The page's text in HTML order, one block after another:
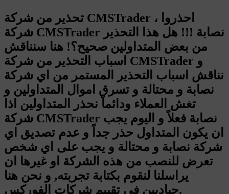
تحذير من شركة CMSTrader ، احذروا
شركة CMSTrader نصابة !!! هل هذا التحذير
من بعض المتداولين صحيح؟! هنا سنناقش
اسباب التحذير من شركة CMSTrader و
نناقش اسباب التحذير المستمر من اي شركة
نصابة و محتالة و تسرق اموال المتداولين و
تغش العملاء ودائماً نحذر المتداولين اذا
شركة CMSTrader نصابة فعلاً و اليوم يجب
ان يكون المتداول حذر جداً و عدم تصديق اي
شركة نصابة و محتالة و يجب على اي شخص
تعرض للنصب من هذه الشركة او غيرها ان
يراسلنا لنقوم بكتابة تجربته, و نحن هنا
حياديين في تقييم شركات الفوركس.